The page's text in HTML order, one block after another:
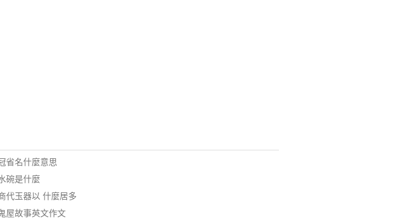
省名什麼意思
碗是什麼
代玉器以 什麼居多
屋故事英文作文